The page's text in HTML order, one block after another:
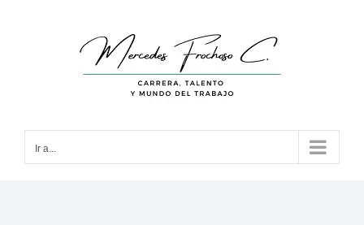
Ir a...